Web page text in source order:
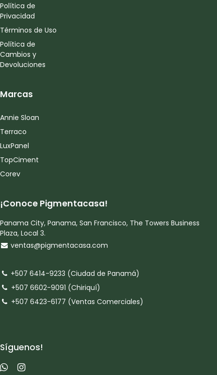
Política de
Privacidad
Términos de Uso
Política de
Cambios y
Devoluciones
Marcas
Annie Sloan
Terraco
LuxPanel
TopCiment
Corev
¡Conoce Pigmentacasa!
Panama City, Panama, San Francisco, The Towers Business
Plaza, Local 3.
ventas@pigmentacasa.com
+507 6414-9233 (Ciudad de Panamá)
+507 6602-9091 (Chiriquí)
+507 6423-6177 (Ventas Comerciales)
Síguenos!